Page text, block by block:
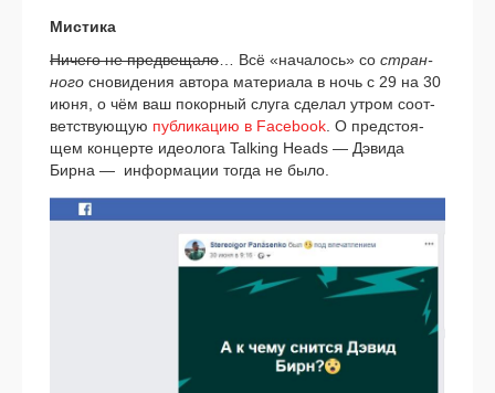
Мистика
Ничего не пред­ве­ща­ло… Всё «нача­лось» со стран­
но­го сно­ви­де­ния авто­ра мате­ри­а­ла в ночь с 29 на 30
июня, о чём ваш покор­ный слу­га сде­лал утром соот­
вет­ству­ю­щую пуб­ли­ка­цию в Facebook. О пред­сто­я­
щем кон­цер­те идео­ло­га Talking Heads — Дэвида
Бирна — инфор­ма­ции тогда не было.